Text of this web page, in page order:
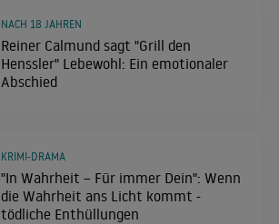
Reiner Calmund sagt "Grill den
Henssler" Lebewohl: Ein emotionaler
Abschied
NACH 18 JAHREN
"In Wahrheit – Für immer Dein": Wenn
die Wahrheit ans Licht kommt -
tödliche Enthüllungen
KRIMI-DRAMA